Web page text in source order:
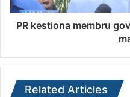
PR kestiona membru
Related Articles